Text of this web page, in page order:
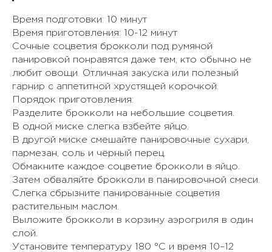
Время подготовки: 10 минут
Время приготовления: 10-12 минут
Сочные соцветия брокколи под румяной
панировкой понравятся даже тем, кто обычно не
любит овощи. Отличная закуска или полезный
гарнир с аппетитной хрустящей корочкой.
Порядок приготовления:
Разделите брокколи на небольшие соцветия.
В одной миске слегка взбейте яйцо.
В другой миске смешайте панировочные сухари,
пармезан, соль и чёрный перец.
Обмакните каждое соцветие брокколи в яйцо.
Затем обваляйте брокколи в панировочной смеси.
Слегка сбрызните панированные соцветия
растительным маслом.
Выложите брокколи в корзину аэрогриля в один
слой.
Установите температуру 180 °C и время 10–12